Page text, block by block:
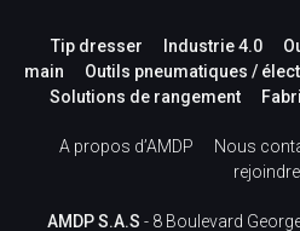
Tip dresser Industrie 4.0
main
Outils pneumatiques /
Solutions de rangement
A propos d’AMDP Nous
rejoindre
AMDP S.A.S - 8 Boulevard